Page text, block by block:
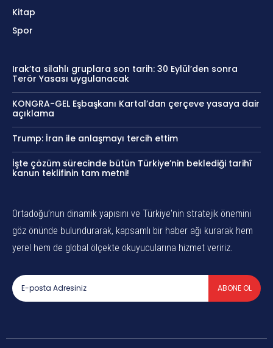
Kitap
Spor
Irak’ta silahlı gruplara son tarih: 30 Eylül’den sonra
Terör Yasası uygulanacak
KONGRA-GEL Eşbaşkanı Kartal’dan çerçeve yasaya dair
açıklama
Trump: İran ile anlaşmayı tercih ettim
İşte çözüm sürecinde bütün Türkiye’nin beklediği tarihî
kanun teklifinin tam metni!
Ortadoğu’nun dinamik yapısını ve Türkiye'nin stratejik önemini
göz önünde bulundurarak, kapsamlı bir haber ağı kurarak hem
yerel hem de global ölçekte okuyucularına hizmet veririz.
ABONE OL